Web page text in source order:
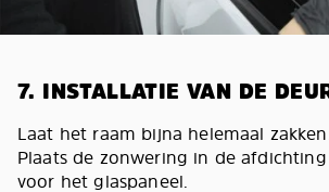
7. INSTALLATIE VAN DE
Laat het raam bijna helemaal
Plaats de zonwering in de
voor het glaspaneel.